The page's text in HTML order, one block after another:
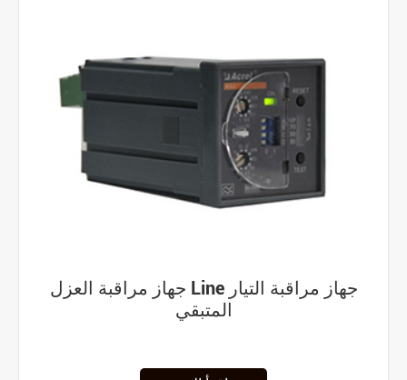
جهاز مراقبة العزل Line جهاز مراقبة التيار
المتبقي